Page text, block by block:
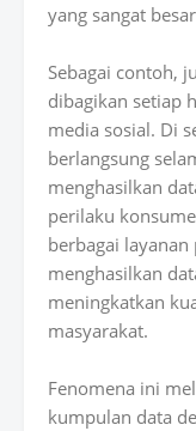
yang sangat
Sebagai contoh,
dibagikan setiap
media sosial. Di
berlangsung
menghasilkan
perilaku
berbagai
menghasilkan
meningkatkan
masyarakat.
Fenomena ini
kumpulan data